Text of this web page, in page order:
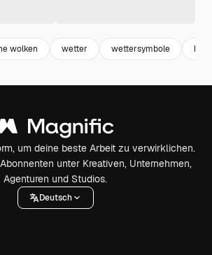
wolken wetter wettersymbole
um deine beste Arbeit zu verwirklichen.
unter Kreativen, Unternehmen,
Agenturen und Studios.
Deutsch